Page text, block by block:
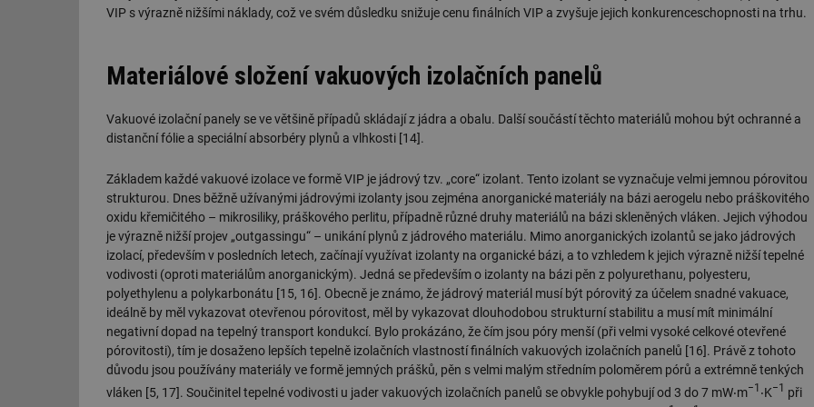
VIP s výrazně nižšími náklady, což ve svém důsledku snižuje cenu finálních VIP a zvyšuje jejich konkurenceschopnosti na trhu.
Materiálové složení vakuových izolačních panelů
Vakuové izolační panely se ve většině případů skládají z jádra a obalu. Další součástí těchto materiálů mohou být ochranné a
distanční fólie a speciální absorbéry plynů a vlhkosti [14].
Základem každé vakuové izolace ve formě VIP je jádrový tzv. „core“ izolant. Tento izolant se vyznačuje velmi jemnou pórovitou
strukturou. Dnes běžně užívanými jádrovými izolanty jsou zejména anorganické materiály na bázi aerogelu nebo práškovitého
oxidu křemičitého – mikrosiliky, práškového perlitu, případně různé druhy materiálů na bázi skleněných vláken. Jejich výhodou
je výrazně nižší projev „outgassingu“ – unikání plynů z jádrového materiálu. Mimo anorganických izolantů se jako jádrových
izolací, především v posledních letech, začínají využívat izolanty na organické bázi, a to vzhledem k jejich výrazně nižší tepelné
vodivosti (oproti materiálům anorganickým). Jedná se především o izolanty na bázi pěn z polyurethanu, polyesteru,
polyethylenu a polykarbonátu [15, 16]. Obecně je známo, že jádrový materiál musí být pórovitý za účelem snadné vakuace,
ideálně by měl vykazovat otevřenou pórovitost, měl by vykazovat dlouhodobou strukturní stabilitu a musí mít minimální
negativní dopad na tepelný transport kondukcí. Bylo prokázáno, že čím jsou póry menší (při velmi vysoké celkové otevřené
pórovitosti), tím je dosaženo lepších tepelně izolačních vlastností finálních vakuových izolačních panelů [16]. Právě z tohoto
důvodu jsou používány materiály ve formě jemných prášků, pěn s velmi malým středním poloměrem pórů a extrémně tenkých
vláken [5, 17]. Součinitel tepelné vodivosti u jader vakuových izolačních panelů se obvykle pohybují od 3 do 7 mW‧m−1 ‧K−1 při
g_csrf_token
.forum.tzb-
Zavřením
Slouží k přihlášení pomocí Google
info.cz
.tzb-info.cz
59 sekund
začátek cesty uživatele pro celkový počet
žádné identifikovatelné informace.
_hjIncludedInSessionSample
elektro.tzb-
info.cz
1 minuta
59 sekund
Tento soubor cookie je nastaven tak,
o tom, zda je tento návštěvník zahrnut
definovaného denním limitem relace
mv
Airtable
.tzb-info.cz
2 měsíce 4
týdny
Tento soubor cookie se používá ke
interakcí a výkonu v rámci vložených
usnadnění uživatelských preferencí a
názorech.
id
vytapeni.tzb-
info.cz
10 let Tento soubor cookie se používá k
id
stavba.tzb-
info.cz
10 let Tento soubor cookie se používá k
_hjFirstSeen
Hotjar Ltd
.tzb-info.cz
29 minut
59 sekund
Soubor cookie je nastaven tak, aby
začátek cesty uživatele pro celkový počet